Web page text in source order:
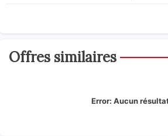
Offres similaires
Error: Aucun